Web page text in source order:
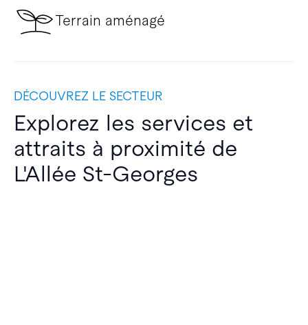
Terrain aménagé
DÉCOUVREZ LE SECTEUR
Explorez les services et
attraits à proximité de
L'Allée St-Georges